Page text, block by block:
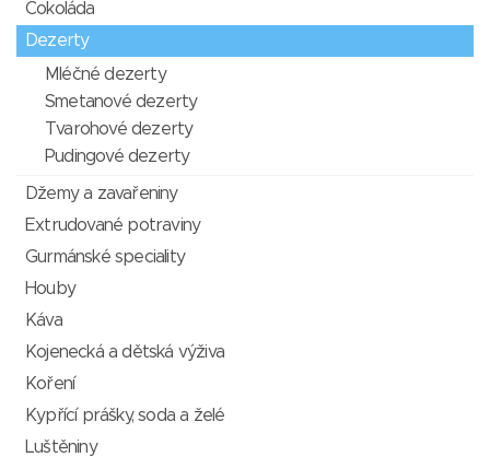
Čokoláda
Dezerty
Mléčné dezerty
Smetanové dezerty
Tvarohové dezerty
Pudingové dezerty
Džemy a zavařeniny
Extrudované potraviny
Gurmánské speciality
Houby
Káva
Kojenecká a dětská výživa
Koření
Kypřící prášky, soda a želé
Luštěniny